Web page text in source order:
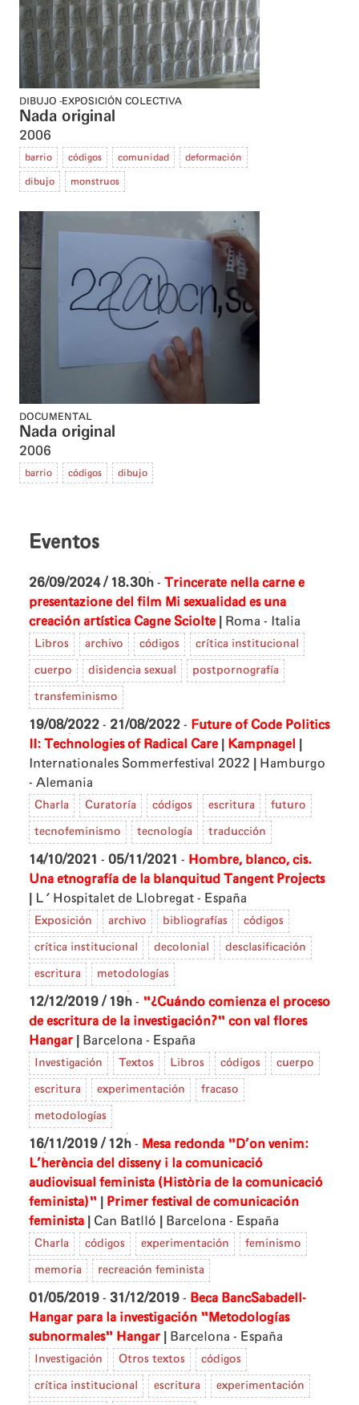
DIBUJO EXPOSICIÓN COLECTIVA
Nada original
2006
barrio códigos comunidad deformación
dibujo monstruos
DOCUMENTAL
Nada original
2006
barrio códigos dibujo
Eventos
26/09/2024 / 18.30h - Trincerate nella carne e
presentazione del film Mi sexualidad es una
creación artística Cagne Sciolte Roma - Italia
Libros archivo códigos crítica institucional
cuerpo disidencia sexual postpornografía
transfeminismo
19/08/2022 - 21/08/2022 - Future of Code Politics
II: Technologies of Radical Care
Kampnagel
Internationales Sommerfestival 2022
Hamburgo
- Alemania
Charla Curatoría códigos escritura futuro
tecnofeminismo tecnología traducción
14/10/2021 - 05/11/2021 - Hombre, blanco, cis.
Una etnografía de la blanquitud Tangent Projects
L'Hospitalet de Llobregat - España
Exposición archivo bibliografías códigos
crítica institucional decolonial desclasificación
escritura metodologías
12/12/2019 / 19h - "¿Cuándo comienza el proceso
de escritura de la investigación?" con val flores
Hangar
Barcelona - España
Investigación Textos Libros códigos cuerpo
escritura experimentación fracaso
metodologías
16/11/2019 / 12h - Mesa redonda "D’on venim:
L’herència del disseny i la comunicació
audiovisual feminista (Història de la comunicació
feminista)"
Primer festival de comunicación
feminista
Can Batlló Barcelona - España
Charla códigos experimentación feminismo
memoria recreación feminista
01/05/2019 - 31/12/2019 - Beca BancSabadell-
Hangar para la investigación "Metodologías
subnormales" Hangar Barcelona - España
Investigación Otros textos códigos
crítica institucional escritura experimentación